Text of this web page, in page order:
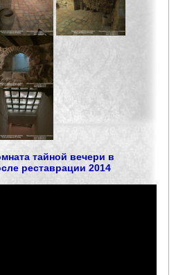
тайной вечери в
реставрации 2014